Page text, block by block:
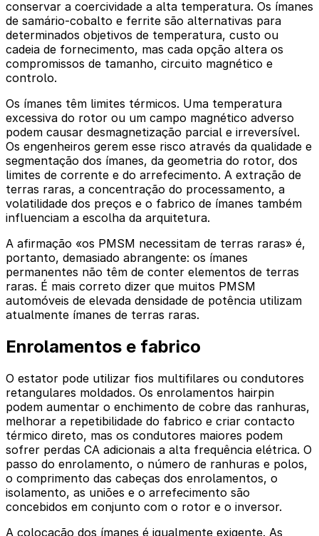
conservar a coercividade a alta temperatura. Os ímanes
de samário-cobalto e ferrite são alternativas para
determinados objetivos de temperatura, custo ou
cadeia de fornecimento, mas cada opção altera os
compromissos de tamanho, circuito magnético e
controlo.
Os ímanes têm limites térmicos. Uma temperatura
excessiva do rotor ou um campo magnético adverso
podem causar desmagnetização parcial e irreversível.
Os engenheiros gerem esse risco através da qualidade e
segmentação dos ímanes, da geometria do rotor, dos
limites de corrente e do arrefecimento. A extração de
terras raras, a concentração do processamento, a
volatilidade dos preços e o fabrico de ímanes também
influenciam a escolha da arquitetura.
A afirmação «os PMSM necessitam de terras raras» é,
portanto, demasiado abrangente: os ímanes
permanentes não têm de conter elementos de terras
raras. É mais correto dizer que muitos PMSM
automóveis de elevada densidade de potência utilizam
atualmente ímanes de terras raras.
Enrolamentos e fabrico
O estator pode utilizar fios multifilares ou condutores
retangulares moldados. Os enrolamentos hairpin
podem aumentar o enchimento de cobre das ranhuras,
melhorar a repetibilidade do fabrico e criar contacto
térmico direto, mas os condutores maiores podem
sofrer perdas CA adicionais a alta frequência elétrica. O
passo do enrolamento, o número de ranhuras e polos,
o comprimento das cabeças dos enrolamentos, o
isolamento, as uniões e o arrefecimento são
concebidos em conjunto com o rotor e o inversor.
A colocação dos ímanes é igualmente exigente. As